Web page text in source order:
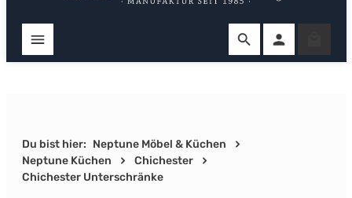
Du bist hier: Neptune Möbel & Küchen
Neptune Küchen
Chichester
Chichester Unterschränke